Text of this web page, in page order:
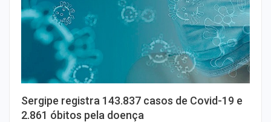
Sergipe registra 143.837 casos de Covid-19 e
2.861 óbitos pela doença